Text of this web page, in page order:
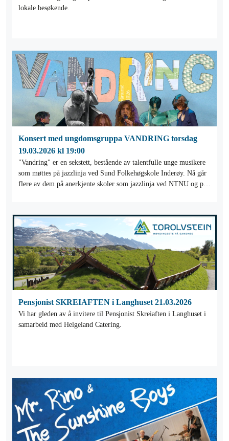
lokale besøkende.
Konsert med ungdomsgruppa VANDRING torsdag
19.03.2026 kl 19:00
"Vandring" er en sekstett, bestående av talentfulle unge musikere
som møttes på jazzlinja ved Sund Folkehøgskole Inderøy. Nå går
flere av dem på anerkjente skoler som jazzlinja ved NTNU og på
Pensjonist SKREIAFTEN i Langhuset 21.03.2026
Vi har gleden av å invitere til Pensjonist Skreiaften i Langhuset i
samarbeid med Helgeland Catering.